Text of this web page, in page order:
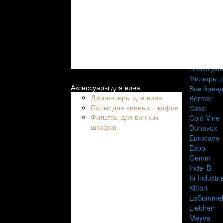
Аксессуары для вина
Диспенсеры для вина
Полки для винных шкафов
Фильтры для винных
шкафов
Полки
Фильтры
Все
Bermar
Caso
Cold Vine
Dunavox
Eurocave
Expo
Gemm
Indel B
Ip
Kitfort
Liebherr
Meyvel